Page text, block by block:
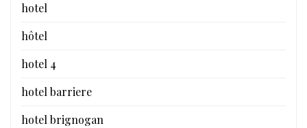
hotel
hôtel
hotel 4
hotel barriere
hotel brignogan